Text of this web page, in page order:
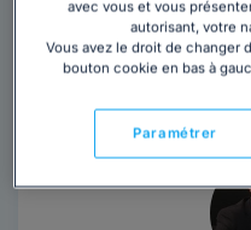
Diplomé en SCiences
l'école nationale des
ans des fonctions au
avec vous et vous
autorisant, votre
Vous avez le droit de changer
bouton cookie en bas à
Paramétrer